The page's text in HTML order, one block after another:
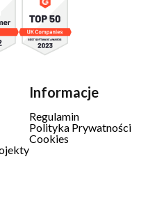
Informacje
Regulamin
Polityka Prywatności
Cookies